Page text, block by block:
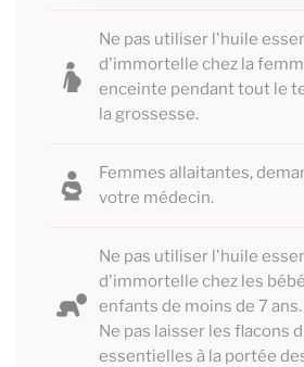
Ne pas utiliser l'huile
d'immortelle chez la
enceinte pendant tout le
la grossesse.
Femmes allaitantes,
votre médecin.
Ne pas utiliser l'huile
d'immortelle chez les
enfants de moins de 7 ans.
Ne pas laisser les flacons
essentielles à la portée